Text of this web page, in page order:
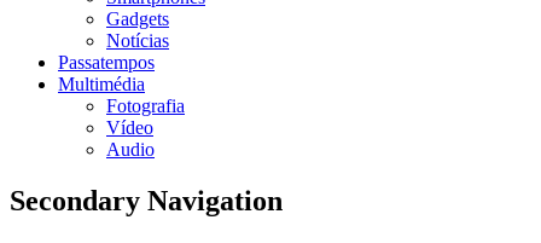
Gadgets
Notícias
Passatempos
Multimédia
Fotografia
Vídeo
Audio
Secondary Navigation